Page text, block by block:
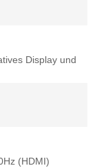
Display und
(HDMI)